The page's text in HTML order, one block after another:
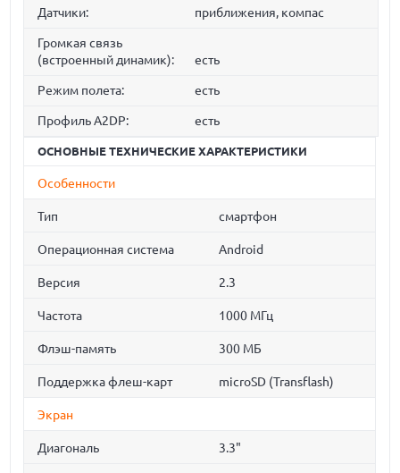
Датчики: приближения, компас
Громкая связь
(встроенный динамик):
есть
Режим полета: есть
Профиль A2DP: есть
ОСНОВНЫЕ ТЕХНИЧЕСКИЕ ХАРАКТЕРИСТИКИ
Особенности
Тип смартфон
Операционная система Android
Версия 2.3
Частота 1000 МГц
Флэш-память 300 МБ
Поддержка флеш-карт microSD (Transflash)
Экран
Диагональ 3.3"